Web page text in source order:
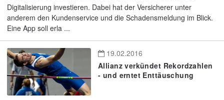
Digitalisierung investieren. Dabei hat der Versicherer unter
anderem den Kundenservice und die Schadensmeldung im Blick.
Eine App soll erla ...
19.02.2016
Allianz verkündet Rekordzahlen
- und erntet Enttäuschung